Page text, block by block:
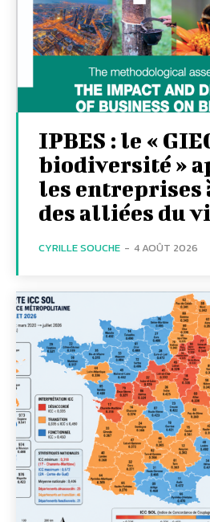
IPBES : le «
biodiversité »
les entreprises
des alliées du
CYRILLE SOUCHE - 4 AOÛT 2026